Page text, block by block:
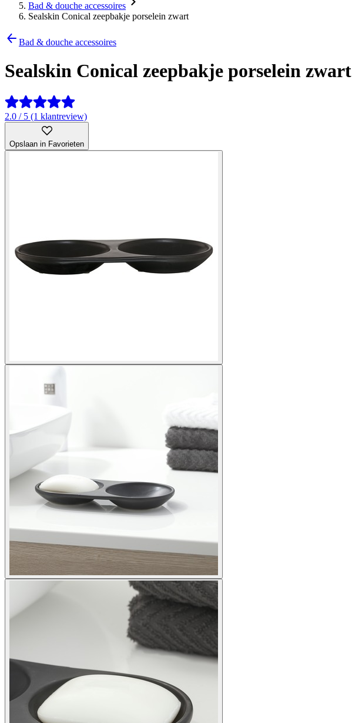
Bad & douche accessoires
Sealskin Conical zeepbakje porselein zwart
Bad & douche accessoires
Sealskin Conical zeepbakje porselein zwart
2.0 / 5 (1 klantreview)
Opslaan in Favorieten